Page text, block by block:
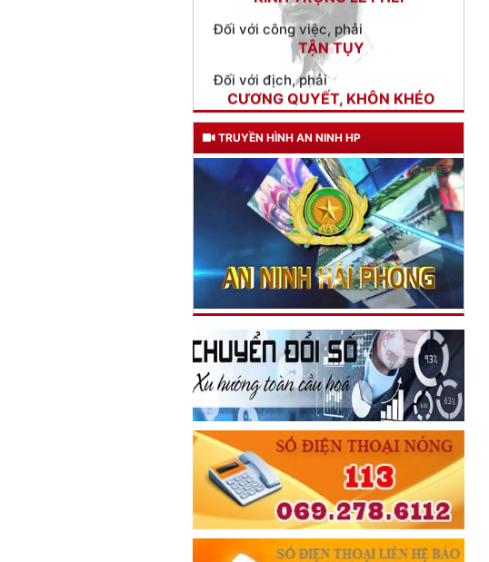
Đối với địch, phải
CƯƠNG QUYẾT, KHÔN KHÉO
Trích thư Chủ tịch Hồ Chí Minh
gửi Công an Khu XII,
ngày 11 tháng 3 năm 1948.
TRUYỀN HÌNH AN NINH HP